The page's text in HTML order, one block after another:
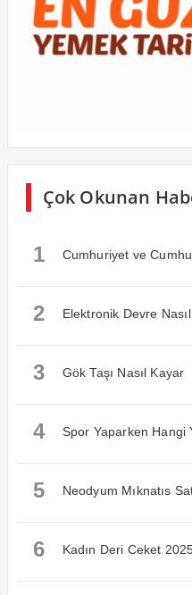
Çok Okunan
1 Cumhuriyet ve
2 Elektronik Devre
3 Gök Taşı Nasıl Kayar
4 Spor Yaparken Hangi
5 Neodyum Mıknatıs
6 Kadın Deri Ceket